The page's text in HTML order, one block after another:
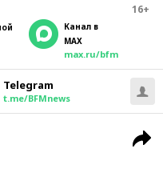
16+
Канал в
MAX
max.ru/bfm
Telegram
t.me/BFMnews